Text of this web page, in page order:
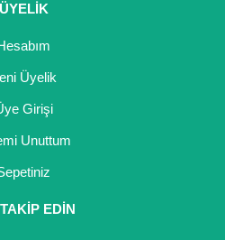
ÜYELİK
Üyelik
Girişi
Unuttum
EDİN